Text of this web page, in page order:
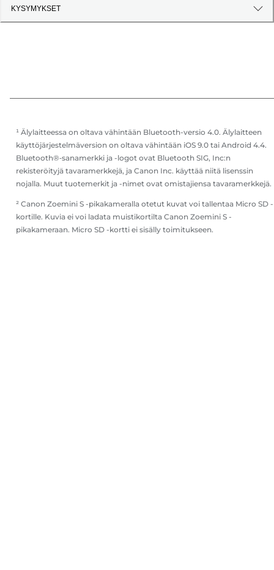
KYSYMYKSET
¹ Älylaitteessa on oltava vähintään Bluetooth-versio 4.0. Älylaitteen
käyttöjärjestelmäversion on oltava vähintään iOS 9.0 tai Android 4.4.
Bluetooth®‑sanamerkki ja -logot ovat Bluetooth SIG, Inc:n
rekisteröityjä tavaramerkkejä, ja Canon Inc. käyttää niitä lisenssin
nojalla. Muut tuotemerkit ja -nimet ovat omistajiensa tavaramerkkejä.
² Canon Zoemini S -pikakameralla otetut kuvat voi tallentaa Micro SD -
kortille. Kuvia ei voi ladata muistikortilta Canon Zoemini S -
pikakameraan. Micro SD -kortti ei sisälly toimitukseen.